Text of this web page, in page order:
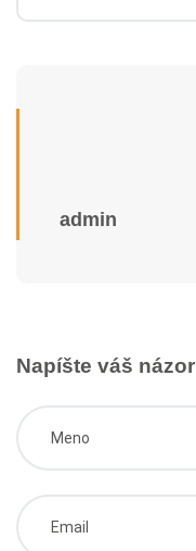
admin
Napíšte váš názor